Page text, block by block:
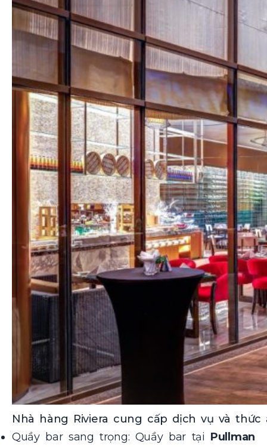
Nhà hàng Riviera cung cấp dịch vụ và
Quầy bar sang trọng: Quầy bar tại Pullman